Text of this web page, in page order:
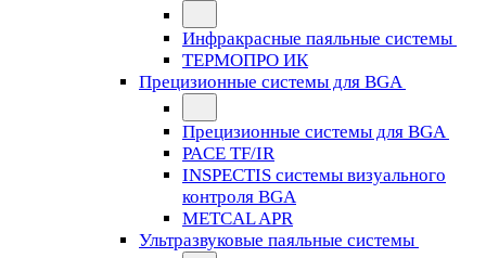
Инфракрасные паяльные системы
ТЕРМОПРО ИК
Прецизионные системы для BGA
Прецизионные системы для BGA
PACE TF/IR
INSPECTIS системы визуального
контроля BGA
METCAL APR
Ультразвуковые паяльные системы